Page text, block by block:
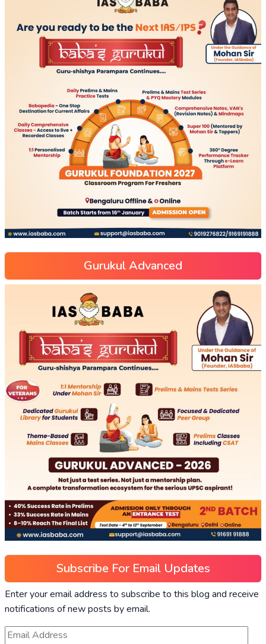
Gurukul Advanced
Subscribe For Email Updates
Enter your email address to subscribe to this blog and receive
notifications of new posts by email.